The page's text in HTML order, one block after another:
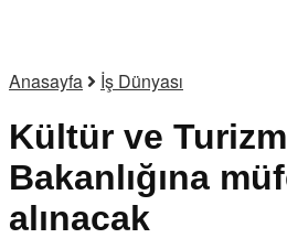
Anasayfa İş Dünyası
Kültür ve Turizm
Bakanlığına
alınacak